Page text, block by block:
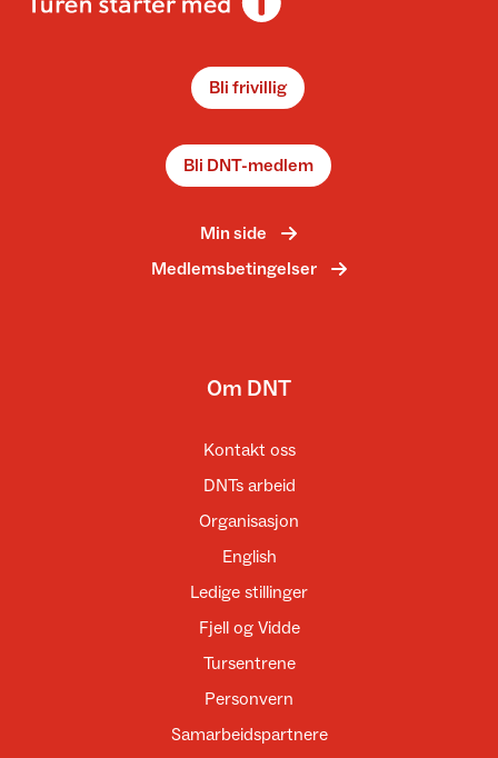
Bli frivillig
Bli DNT-medlem
Min side
Medlemsbetingelser
Om DNT
Kontakt oss
DNTs arbeid
Organisasjon
English
Ledige stillinger
Fjell og Vidde
Tursentrene
Personvern
Samarbeidspartnere